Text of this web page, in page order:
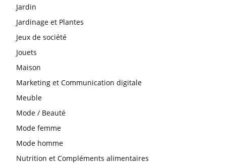
Jardin
Jardinage et Plantes
Jeux de société
Jouets
Maison
Marketing et Communication digitale
Meuble
Mode / Beauté
Mode femme
Mode homme
Nutrition et Compléments alimentaires